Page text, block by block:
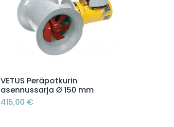
Lisää ostoskoriin
VETUS Peräpotkurin
asennussarja Ø 150 mm
415,00 €